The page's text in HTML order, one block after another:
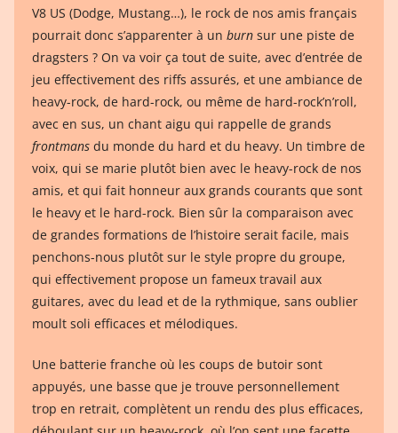
V8 US (Dodge, Mustang…), le rock de nos amis français
pourrait donc s’apparenter à un burn sur une piste de
dragsters ? On va voir ça tout de suite, avec d’entrée de
jeu effectivement des riffs assurés, et une ambiance de
heavy-rock, de hard-rock, ou même de hard-rock’n’roll,
avec en sus, un chant aigu qui rappelle de grands
frontmans du monde du hard et du heavy. Un timbre de
voix, qui se marie plutôt bien avec le heavy-rock de nos
amis, et qui fait honneur aux grands courants que sont
le heavy et le hard-rock. Bien sûr la comparaison avec
de grandes formations de l’histoire serait facile, mais
penchons-nous plutôt sur le style propre du groupe,
qui effectivement propose un fameux travail aux
guitares, avec du lead et de la rythmique, sans oublier
moult soli efficaces et mélodiques.
Une batterie franche où les coups de butoir sont
appuyés, une basse que je trouve personnellement
trop en retrait, complètent un rendu des plus efficaces,